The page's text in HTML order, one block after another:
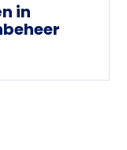
in